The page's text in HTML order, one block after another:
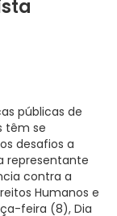
públicas de
têm se
desafios a
representante
contra a
Humanos e
feira (8), Dia